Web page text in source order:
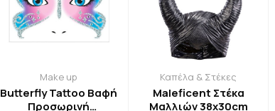
Make up
Butterfly Tattoo Βαφή
Προσωρινή
Καπέλα & Στέκες
Maleficent Στέκα
Μαλλιών 38x30cm